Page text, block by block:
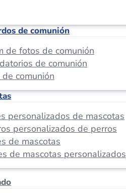
de comunión
de fotos de comunión
de comunión
de comunión
personalizados de mascotas
personalizados de perros
de mascotas
de mascotas personalizados